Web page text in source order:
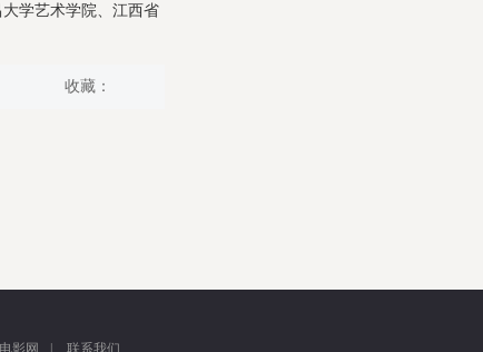
学艺术学院、江西省
收藏：
影网 联系我们